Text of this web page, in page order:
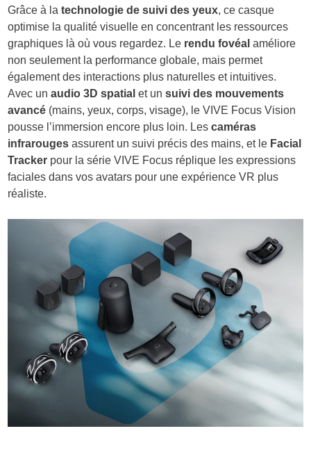
Grâce à latechnologie de suivi des yeux, ce casque
optimise la qualité visuelle en concentrant les ressources
graphiques là où vous regardez. Le rendu fovéal améliore
non seulement la performance globale, mais permet
également des interactions plus naturelles et intuitives.
Avec unaudio 3D spatial et unsuivi des mouvements
avancé (mains, yeux, corps, visage), le VIVE Focus Vision
pousse l’immersion encore plus loin. Lescaméras
infrarouges assurent un suivi précis des mains, et le Facial
Tracker pour la série VIVE Focus réplique les expressions
faciales dans vos avatars pour une expérience VR plus
réaliste.